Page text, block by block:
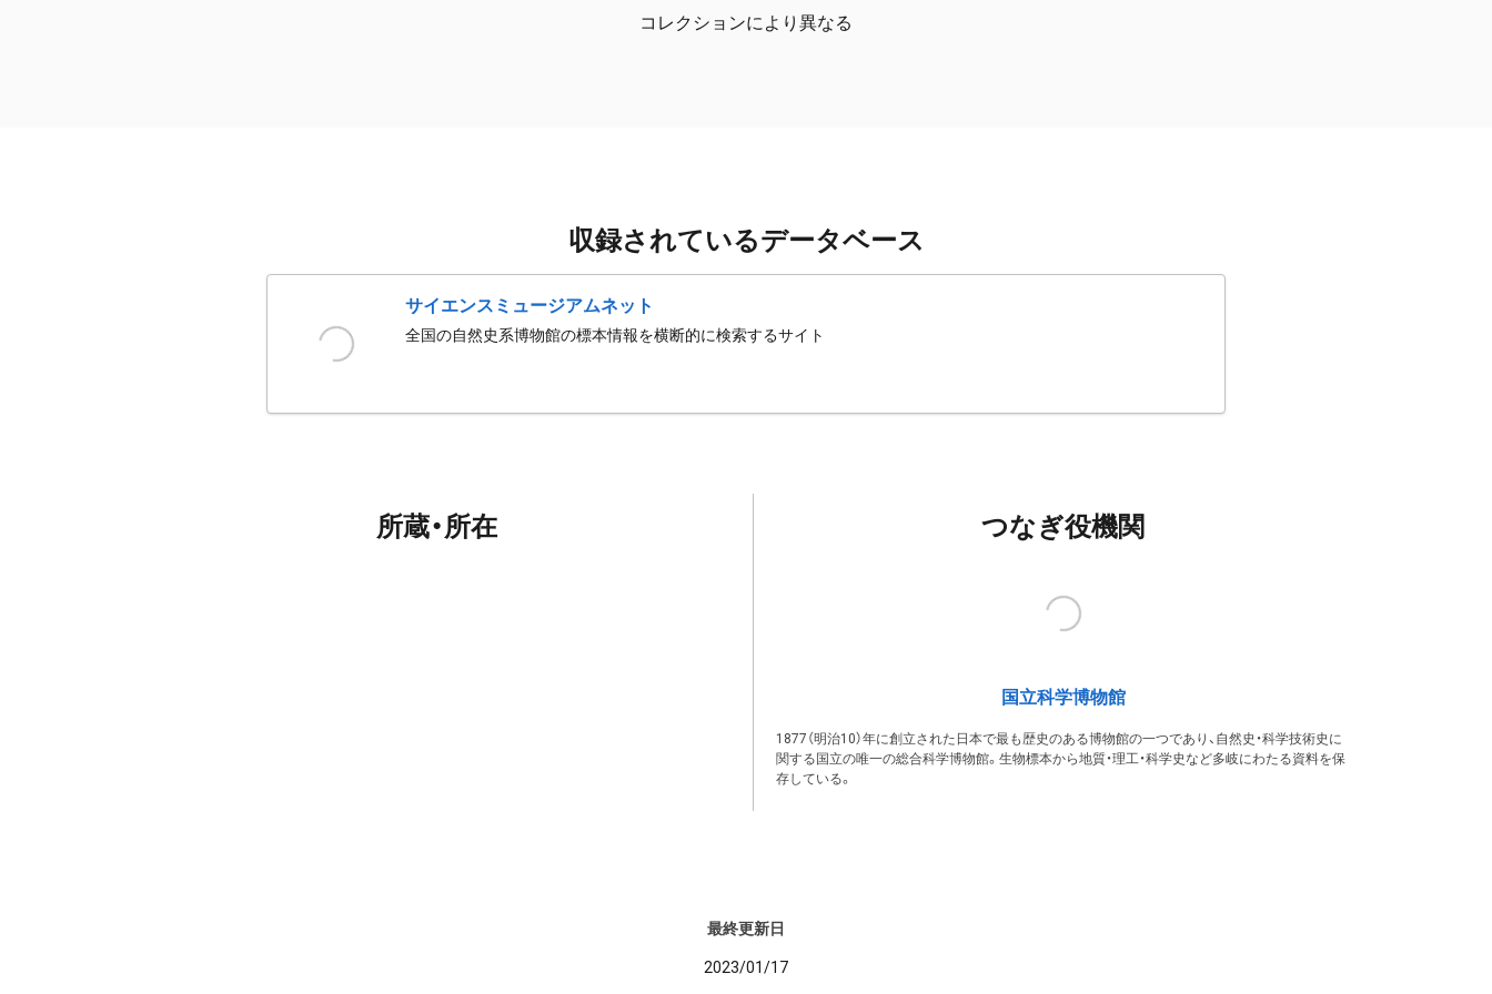
コレクションにより異なる
収録されているデータベース
サイエンスミュージアムネット
全国の自然史系博物館の標本情報を横断的に検索するサイト
所蔵・所在 つなぎ役機関
国立科学博物館
1877（明治10）年に創立された日本で最も歴史のある博物館の一つであり、自然史・科学技術史に
関する国立の唯一の総合科学博物館。生物標本から地質・理工・科学史など多岐にわたる資料を保
存している。
最終更新日
2023/01/17